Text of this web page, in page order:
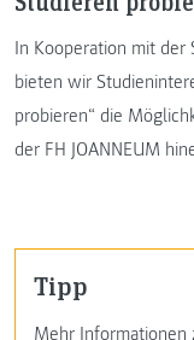
In Kooperation mit der
bieten wir
probieren“ die
der FH JOANNEUM
Tipp
Mehr Informationen